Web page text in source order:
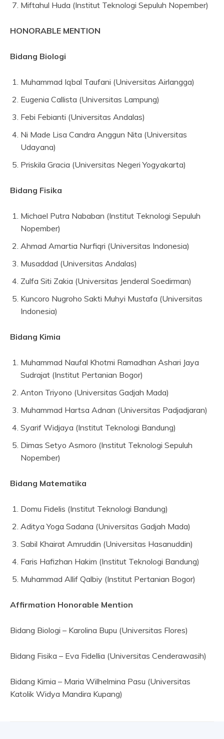
Miftahul Huda (Institut Teknologi Sepuluh Nopember)
HONORABLE MENTION
Bidang Biologi
Muhammad Iqbal Taufani (Universitas Airlangga)
Eugenia Callista (Universitas Lampung)
Febi Febianti (Universitas Andalas)
Ni Made Lisa Candra Anggun Nita (Universitas
Udayana)
Priskila Gracia (Universitas Negeri Yogyakarta)
Bidang Fisika
Michael Putra Nababan (Institut Teknologi Sepuluh
Nopember)
Ahmad Amartia Nurfiqri (Universitas Indonesia)
Musaddad (Universitas Andalas)
Zulfa Siti Zakia (Universitas Jenderal Soedirman)
Kuncoro Nugroho Sakti Muhyi Mustafa (Universitas
Indonesia)
Bidang Kimia
Muhammad Naufal Khotmi Ramadhan Ashari Jaya
Sudrajat (Institut Pertanian Bogor)
Anton Triyono (Universitas Gadjah Mada)
Muhammad Hartsa Adnan (Universitas Padjadjaran)
Syarif Widjaya (Institut Teknologi Bandung)
Dimas Setyo Asmoro (Institut Teknologi Sepuluh
Nopember)
Bidang Matematika
Domu Fidelis (Institut Teknologi Bandung)
Aditya Yoga Sadana (Universitas Gadjah Mada)
Sabil Khairat Amruddin (Universitas Hasanuddin)
Faris Hafizhan Hakim (Institut Teknologi Bandung)
Muhammad Allif Qalbiy (Institut Pertanian Bogor)
Affirmation Honorable Mention
Bidang Biologi – Karolina Bupu (Universitas Flores)
Bidang Fisika – Eva Fidellia (Universitas Cenderawasih)
Bidang Kimia – Maria Wilhelmina Pasu (Universitas
Katolik Widya Mandira Kupang)